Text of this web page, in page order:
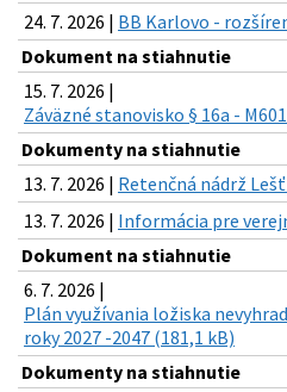
24. 7. 2026 | BB Karlovo -
Dokument na stiahnutie
15. 7. 2026 |
Záväzné stanovisko § 16a -
Dokumenty na stiahnutie
13. 7. 2026 | Retenčná nádrž
13. 7. 2026 | Informácia pre
Dokument na stiahnutie
6. 7. 2026 |
Plán využívania ložiska
roky 2027 -2047 (181,1 kB)
Dokumenty na stiahnutie